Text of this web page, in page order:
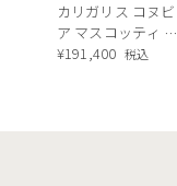
カリガリス コヌビ
ア マスコッティ 伸
長・昇降式テーブ
¥191,400 税込